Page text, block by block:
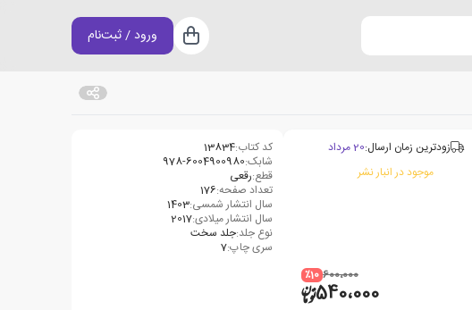
سبد خرید
ورود / ثبت‌نام
زودترین زمان ارسال:20 مرداد
موجود در انبار نشر
600،000 ٪10
540،000
کد کتاب:13834
شابک:978-6004900980
قطع:رقعی
تعداد صفحه:176
سال انتشار شمسی:1403
سال انتشار میلادی:2017
نوع جلد:جلد سخت
سری چاپ:7